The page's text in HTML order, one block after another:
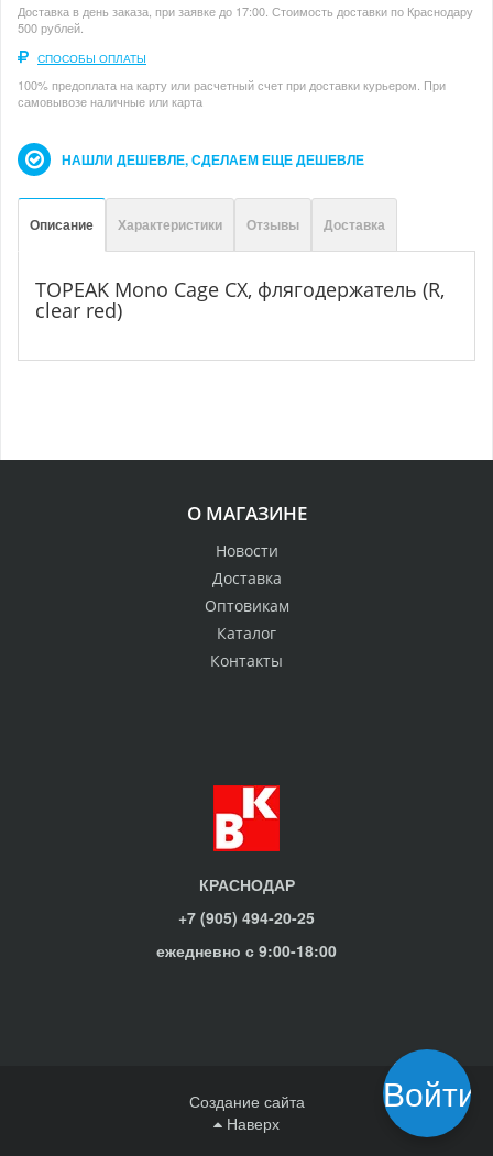
Доставка в день заказа, при заявке до 17:00. Стоимость доставки по Краснодару
500 рублей.
СПОСОБЫ ОПЛАТЫ
100% предоплата на карту или расчетный счет при доставки курьером. При
самовывозе наличные или карта
НАШЛИ ДЕШЕВЛЕ, СДЕЛАЕМ ЕЩЕ ДЕШЕВЛЕ
Описание Характеристики Отзывы Доставка
TOPEAK Mono Cage CX, флягодержатель (R,
clear red)
О МАГАЗИНЕ
Новости
Доставка
Оптовикам
Каталог
Контакты
КРАСНОДАР
+7 (905) 494-20-25
ежедневно с 9:00-18:00
Создание сайта
Наверх
Войти